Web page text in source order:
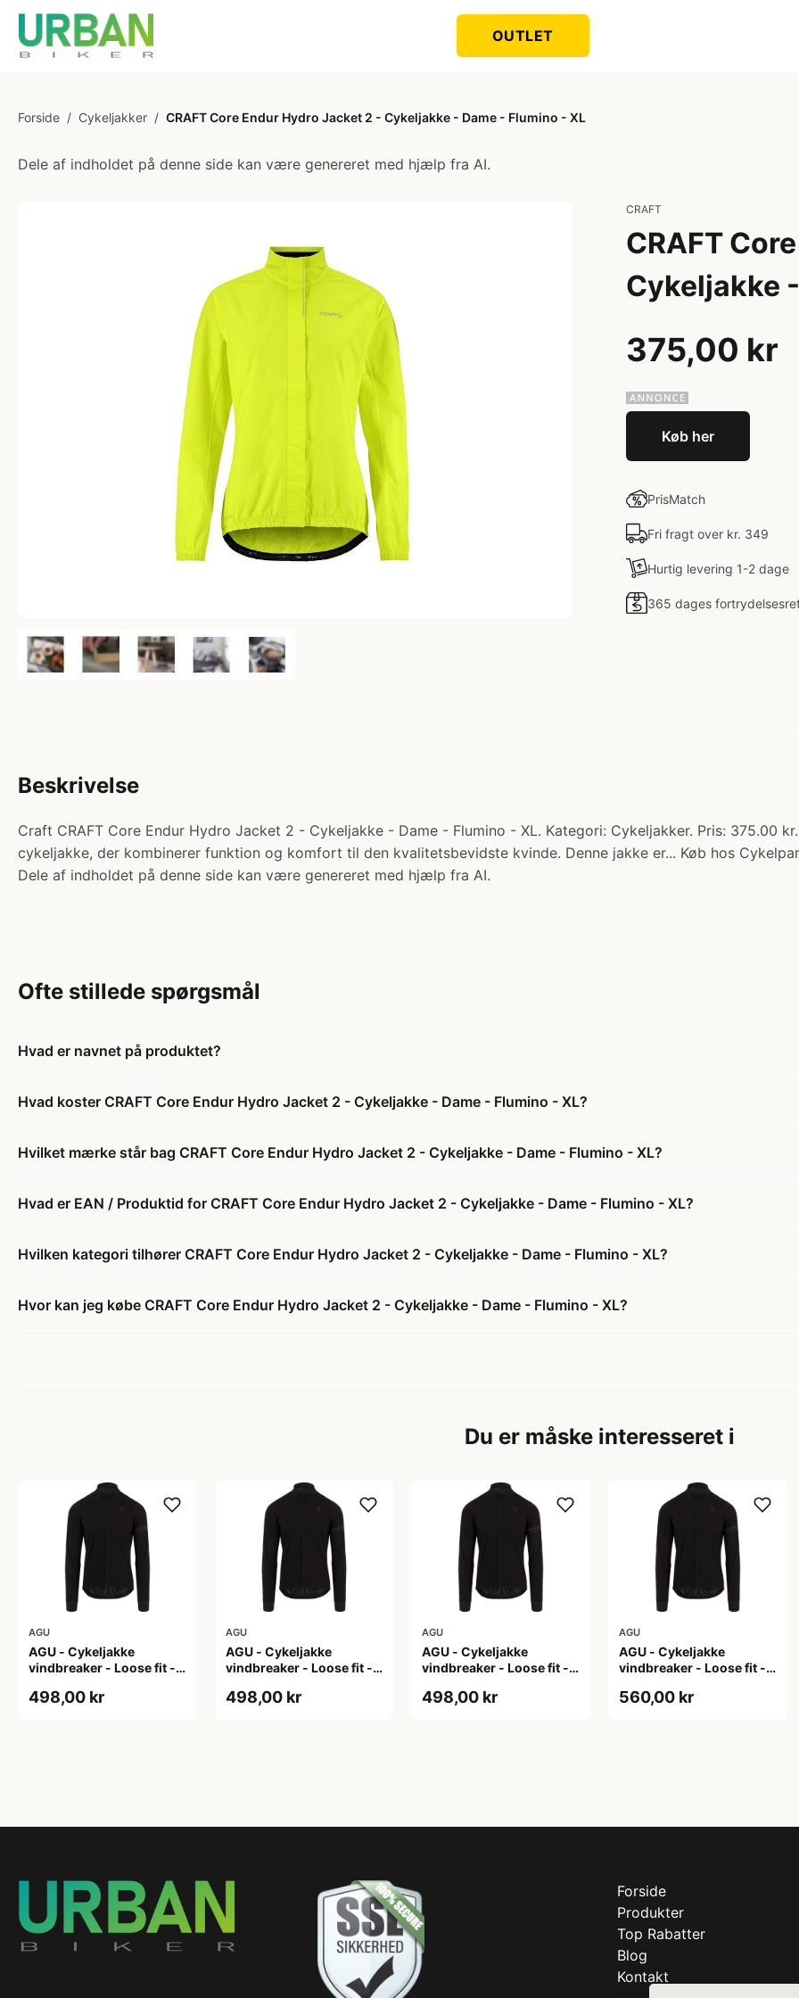
OUTLET
Forside / Cykeljakker / CRAFT Core Endur Hydro Jacket 2 - Cykeljakke - Dame - Flumino - XL
Dele af indholdet på denne side kan være genereret med hjælp fra AI.
CRAFT
CRAFT
Cykeljakke
375,00 kr
Køb her
PrisMatch
Fri fragt over kr. 349
Hurtig levering 1-2 dage
365 dages
Beskrivelse
Craft CRAFT Core Endur Hydro Jacket 2 - Cykeljakke - Dame - Flumino - XL. Kategori: Cykeljakker. Pris: 375.00
cykeljakke, der kombinerer funktion og komfort til den kvalitetsbevidste kvinde. Denne jakke er... Køb hos
Dele af indholdet på denne side kan være genereret med hjælp fra AI.
Ofte stillede spørgsmål
Hvad er navnet på produktet?
Hvad koster CRAFT Core Endur Hydro Jacket 2 - Cykeljakke - Dame - Flumino - XL?
Hvilket mærke står bag CRAFT Core Endur Hydro Jacket 2 - Cykeljakke - Dame - Flumino - XL?
Hvad er EAN / Produktid for CRAFT Core Endur Hydro Jacket 2 - Cykeljakke - Dame - Flumino - XL?
Hvilken kategori tilhører CRAFT Core Endur Hydro Jacket 2 - Cykeljakke - Dame - Flumino - XL?
Hvor kan jeg købe CRAFT Core Endur Hydro Jacket 2 - Cykeljakke - Dame - Flumino - XL?
Du er måske interesseret i
AGU
AGU - Cykeljakke
vindbreaker - Loose fit -
498,00 kr
AGU
AGU - Cykeljakke
vindbreaker - Loose fit -
498,00 kr
AGU
AGU - Cykeljakke
vindbreaker - Loose fit -
498,00 kr
AGU
AGU - Cykeljakke
vindbreaker - Loose fit -
560,00 kr
Forside
Produkter
Top Rabatter
Blog
Kontakt